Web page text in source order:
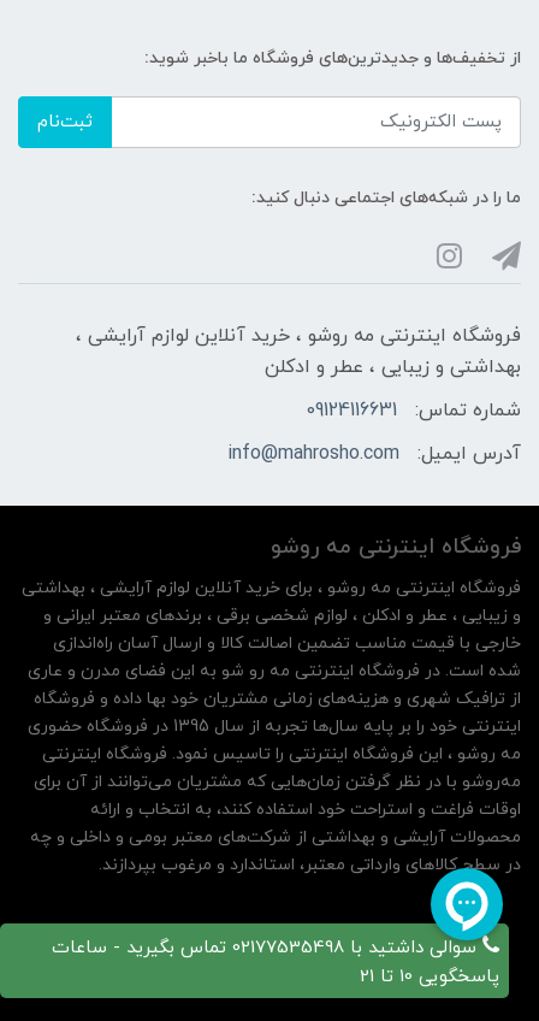
از تخفیف‌ها و جدیدترین‌های فروشگاه ما باخبر شوید:
ثبت‌نام
ما را در شبکه‌های اجتماعی دنبال کنید:
فروشگاه اینترنتی مه‌ رو‌شو ، خرید آنلاین لوازم آرایشی ،
بهداشتی و زیبایی ، عطر و ادکلن
شماره تماس:
09124116631
آدرس ایمیل:
info@mahrosho.com
سوالی داشتید با 02177535498 تماس بگیرید - ساعات
پاسخگویی 10 تا 21
فروشگاه اینترنتی مه‌ رو‌شو
فروشگاه اینترنتی مه‌ رو‌شو ، برای خرید آنلاین لوازم آرایشی ، بهداشتی
و زیبایی ، عطر و ادکلن ، لوازم شخصی برقی ، برندهای معتبر ایرانی و
خارجی با قیمت مناسب تضمین اصالت کالا و ارسال آسان راه‌اندازی
شده است. در فروشگاه اینترنتی مه رو شو به این فضای مدرن و عاری
از ترافیک شهری و هزینه‌های زمانی مشتریان خود بها داده و فروشگاه
اینترنتی خود را بر پایه سال‌ها تجربه از سال 1395 در فروشگاه حضوری
مه روشو ، این فروشگاه اینترنتی را تاسیس نمود. فروشگاه اینترنتی
مه‌رو‌شو با در نظر گرفتن زمان‌هایی که مشتریان می‌توانند از آن‌ برای
اوقات فراغت و استراحت خود استفاده کنند، به انتخاب و ارائه
محصولات آرایشی و بهداشتی از شرکت‌های معتبر بومی و داخلی و چه
در سطح کالاهای وارداتی معتبر، استاندارد و مرغوب بپردازند.